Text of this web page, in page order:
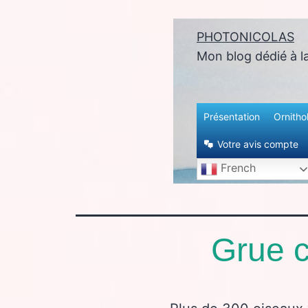
PHOTONICOLAS
Mon blog dédié à
Présentation
Votre avis compte
French
Grue